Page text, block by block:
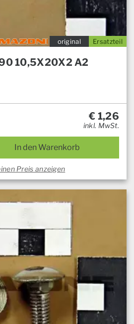
Ersatzteil
original
10,5X20X2 A2
€ 1,26
inkl. MwSt.
In den Warenkorb
Preis anzeigen